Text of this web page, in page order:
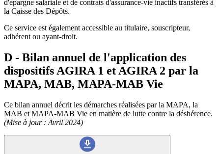
d'épargne salariale et de contrats d'assurance-vie inactifs transférés à
la Caisse des Dépôts.
Ce service est également accessible au titulaire, souscripteur,
adhérent ou ayant-droit.
D - Bilan annuel de l'application des
dispositifs AGIRA 1 et AGIRA 2 par la
MAPA, MAB, MAPA-MAB Vie
Ce bilan annuel décrit les démarches réalisées par la MAPA, la
MAB et MAPA-MAB Vie en matière de lutte contre la déshérence.
(Mise à jour : Avril 2024)